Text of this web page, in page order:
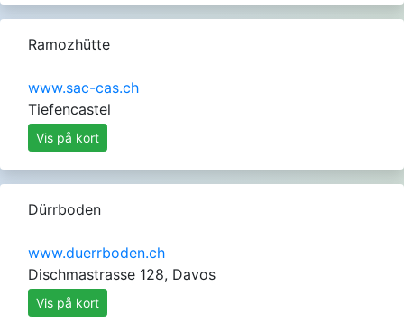
Ramozhütte
www.sac-cas.ch
Tiefencastel
Vis på kort
Dürrboden
www.duerrboden.ch
Dischmastrasse 128, Davos
Vis på kort